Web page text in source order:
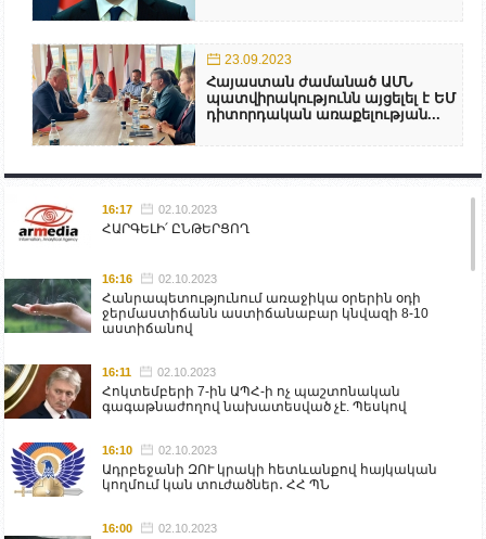
23.09.2023
Հայաստան ժամանած ԱՄՆ
պատվիրակությունն այցելել է ԵՄ
դիտորդական առաքելության...
16:17 02.10.2023
ՀԱՐԳԵԼԻ՛ ԸՆԹԵՐՑՈՂ
16:16 02.10.2023
Հանրապետությունում առաջիկա օրերին օդի
ջերմաստիճանն աստիճանաբար կնվազի 8-10
աստիճանով
16:11 02.10.2023
Հոկտեմբերի 7-ին ԱՊՀ-ի ոչ պաշտոնական
գագաթնաժողով նախատեսված չէ. Պեսկով
16:10 02.10.2023
Ադրբեջանի ԶՈՒ կրակի հետևանքով հայկական
կողմում կան տուժածներ․ ՀՀ ՊՆ
16:00 02.10.2023